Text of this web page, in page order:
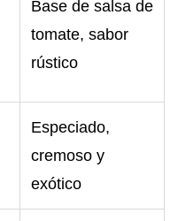
Base de salsa de
tomate, sabor
rústico
Especiado,
cremoso y
exótico